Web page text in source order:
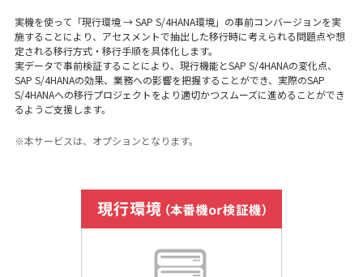
実機を使って「現行環境 → SAP S/4HANA環境」の事前コンバージョンを実
施することにより、アセスメントで抽出した移行時に考えられる問題点や想
定される移行方式・移行手順を具体化します。
実データで事前検証することにより、現行機能とSAP S/4HANAの変化点、
SAP S/4HANAの効果、業務への影響を把握することができ、実際のSAP
S/4HANAへの移行プロジェクトをより適切かつスムーズに進めることができ
るようご支援します。
※本サービスは、オプションとなります。